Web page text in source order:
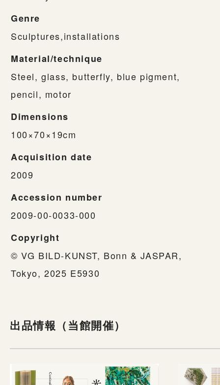
Genre
Sculptures,installations
Material/technique
Steel, glass, butterfly, blue pigment,
pencil, motor
Dimensions
100×70×19cm
Acquisition date
2009
Accession number
2009-00-0033-000
Copyright
© VG BILD-KUNST, Bonn & JASPAR,
Tokyo, 2025 E5930
出品情報（当館開催）